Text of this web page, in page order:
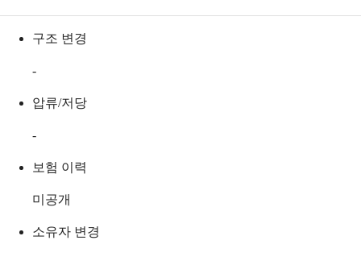
구조 변경
-
압류/저당
-
보험 이력
미공개
소유자 변경